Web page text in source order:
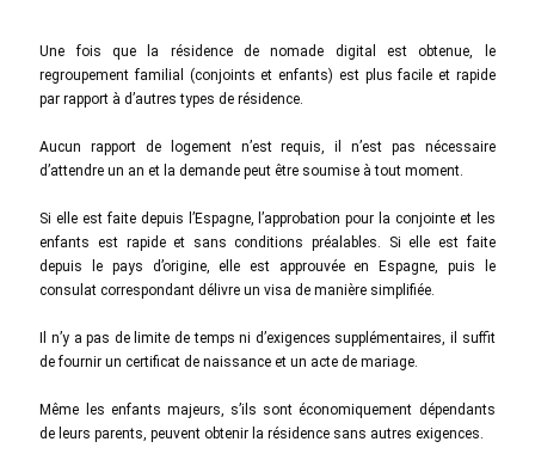
Une fois que la résidence de nomade digital est obtenue, le
regroupement familial (conjoints et enfants) est plus facile et rapide
par rapport à d’autres types de résidence.
Aucun rapport de logement n’est requis, il n’est pas nécessaire
d’attendre un an et la demande peut être soumise à tout moment.
Si elle est faite depuis l’Espagne, l’approbation pour la conjointe et les
enfants est rapide et sans conditions préalables. Si elle est faite
depuis le pays d’origine, elle est approuvée en Espagne, puis le
consulat correspondant délivre un visa de manière simplifiée.
Il n’y a pas de limite de temps ni d’exigences supplémentaires, il suffit
de fournir un certificat de naissance et un acte de mariage.
Même les enfants majeurs, s’ils sont économiquement dépendants
de leurs parents, peuvent obtenir la résidence sans autres exigences.